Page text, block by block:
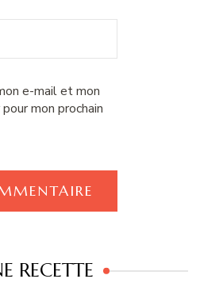
e-mail et mon
mon prochain
RECETTE